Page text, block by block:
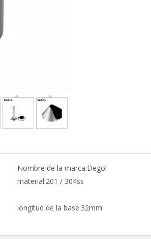
Nombre de la marca:Degol
material:201 / 304ss
longitud de la base:32mm